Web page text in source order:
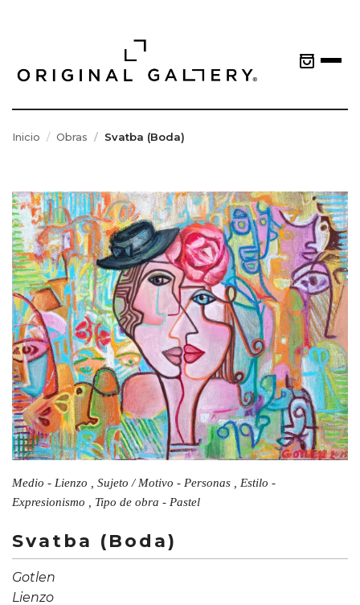
Inicio Obras Svatba (Boda)
Medio - Lienzo , Sujeto / Motivo - Personas , Estilo -
Expresionismo , Tipo de obra - Pastel
Svatba (Boda)
Gotlen
Lienzo